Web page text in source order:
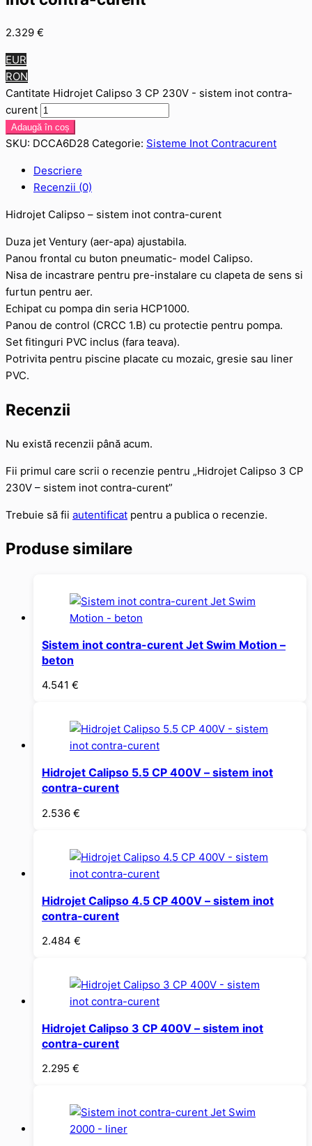
2.329 €
EUR
RON
Cantitate Hidrojet Calipso 3 CP 230V - sistem inot contra-
curent
Adaugă în coș
SKU: DCCA6D28 Categorie: Sisteme Inot Contracurent
Descriere
Recenzii (0)
Hidrojet Calipso – sistem inot contra-curent
Duza jet Ventury (aer-apa) ajustabila.
Panou frontal cu buton pneumatic- model Calipso.
Nisa de incastrare pentru pre-instalare cu clapeta de sens si
furtun pentru aer.
Echipat cu pompa din seria HCP1000.
Panou de control (CRCC 1.B) cu protectie pentru pompa.
Set fitinguri PVC inclus (fara teava).
Potrivita pentru piscine placate cu mozaic, gresie sau liner
PVC.
Recenzii
Nu există recenzii până acum.
Fii primul care scrii o recenzie pentru „Hidrojet Calipso 3 CP
230V – sistem inot contra-curent”
Trebuie să fii autentificat pentru a publica o recenzie.
Produse similare
Sistem inot contra-curent Jet Swim Motion –
beton
4.541 €
Hidrojet Calipso 5.5 CP 400V – sistem inot
contra-curent
2.536 €
Hidrojet Calipso 4.5 CP 400V – sistem inot
contra-curent
2.484 €
Hidrojet Calipso 3 CP 400V – sistem inot
contra-curent
2.295 €